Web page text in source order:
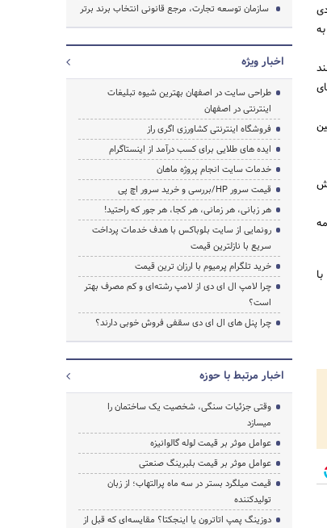
سازمان توسعه تجارت، مرجع قانونی انتخاب برند برتر
اخبار ویژه
طراحی سایت در اصفهان بهترین شیوه تبلیغات
اینترنتی در اصفهان
فروشگاه اینترنتی کشاورزی اگری راز
ایده های طلایی برای کسب درآمد از اینستاگرام
خدمات سایت انجام پروژه ماهان
قیمت سرور HP/بررسی و خرید سرور اچ پی
هر زبانی، هر زمانی، هر کجا، هر جور که راحتید!
رونمایی از سایت بلوباکس با هدف خدمات پرداخت
سریع با نازلترین قیمت
خرید تلگرام پرمیوم با ارزان ترین قیمت
چرا لامپ ال ای دی از لامپ رشته‌ای و کم مصرف بهتر
است؟
چرا پنل های ال ای دی سقفی فروش خوبی دارند؟
اخبار مرتبط با حوزه
وقتی جزئیات سنگی، شخصیت یک ساختمان را
میسازد
عوامل موثر بر قیمت لوله گالوانیزه
عوامل موثر بر قیمت بلبرینگ صنعتی
قیمت میلگرد بستر در سه ماه پرالتهاب؛ از زبان
تولیدکننده
دوزینگ پمپ اتاترون یا اینجکتا؟ مقایسه‌ای که قبل از